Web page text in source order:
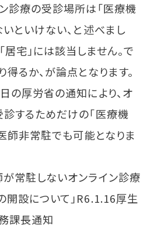
診療の受診場所は「医療機
いといけない、と述べまし
居宅」には該当しません。で
得るか、が論点となります。
の厚労省の通知により、オ
するためだけの「医療機
師非常駐でも可能となりま
常駐しないオンライン診療
開設について」R6.1.16厚生
課長通知